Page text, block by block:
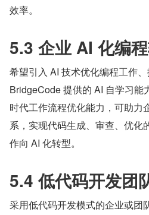
效率。
5.3 企业 AI 化编
希望引入 AI 技术优化编程工作
BridgeCode 提供的 AI 自学习能
时代工作流程优化能力，可助力
系，实现代码生成、审查、优化
作向 AI 化转型。
5.4 低代码开发团
采用低代码开发模式的企业或团